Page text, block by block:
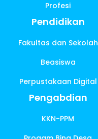
Profesi
Pendidikan
Fakultas dan Sekolah
Beasiswa
Perpustakaan Digital
Pengabdian
KKN-PPM